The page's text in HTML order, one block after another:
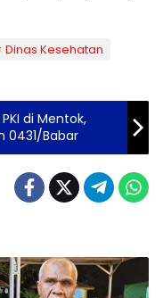
Dinas Kesehatan
di Mentok,
0431/Babar